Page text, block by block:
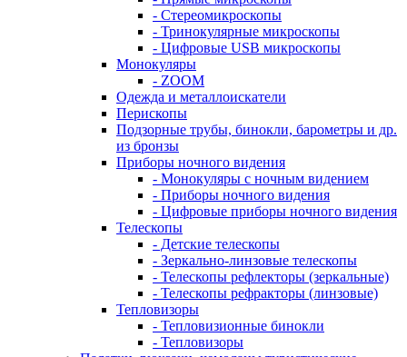
- Стереомикроскопы
- Тринокулярные микроскопы
- Цифровые USB микроскопы
Монокуляры
- ZOOM
Одежда и металлоискатели
Перископы
Подзорные трубы, бинокли, барометры и др.
из бронзы
Приборы ночного видения
- Монокуляры с ночным видением
- Приборы ночного видения
- Цифровые приборы ночного видения
Телескопы
- Детские телескопы
- Зеркально-линзовые телескопы
- Телескопы рефлекторы (зеркальные)
- Телескопы рефракторы (линзовые)
Тепловизоры
- Тепловизионные бинокли
- Тепловизоры